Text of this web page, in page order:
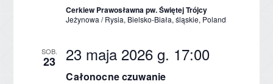
Cerkiew Prawosławna pw. Świętej Trójcy
Jeżynowa / Rysia, Bielsko-Biała, śląskie, Poland
SOB.
23 23 maja 2026 g. 17:00
Całonocne czuwanie